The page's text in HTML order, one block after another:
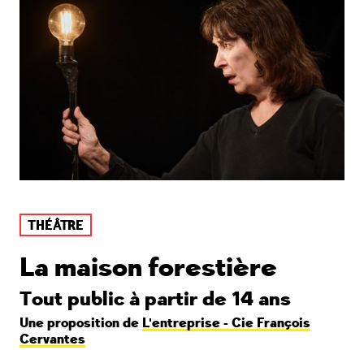
THÉÂTRE
La maison forestière
Tout public à partir de 14 ans
Une proposition de L'entreprise - Cie François
Cervantes